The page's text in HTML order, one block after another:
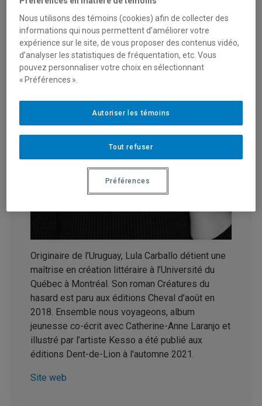
Originaire de l’Uruguay, Lula Carballo détient une
maîtrise en création littéraire à l’Université du
Québec à Montréal. Son roman Créatures du
hasard est paru aux éditions Cheval d’août en
2018. Ensemble nous voyageons, album
jeunesse co-écrit avec Catherine-Anne Laranjo et
illustré par l’artiste Kesso a été publié aux
éditions Dent-de-Lion à l'automne 2021.
Site web
Nous utilisons des témoins (cookies) afin de collecter des
informations qui nous permettent d’améliorer votre
expérience sur le site, de vous proposer des contenus vidéo,
d’analyser les statistiques de fréquentation, etc. Vous
pouvez personnaliser votre choix en sélectionnant
« Préférences ».
Tout refuser
Autoriser les témoins
Préférences